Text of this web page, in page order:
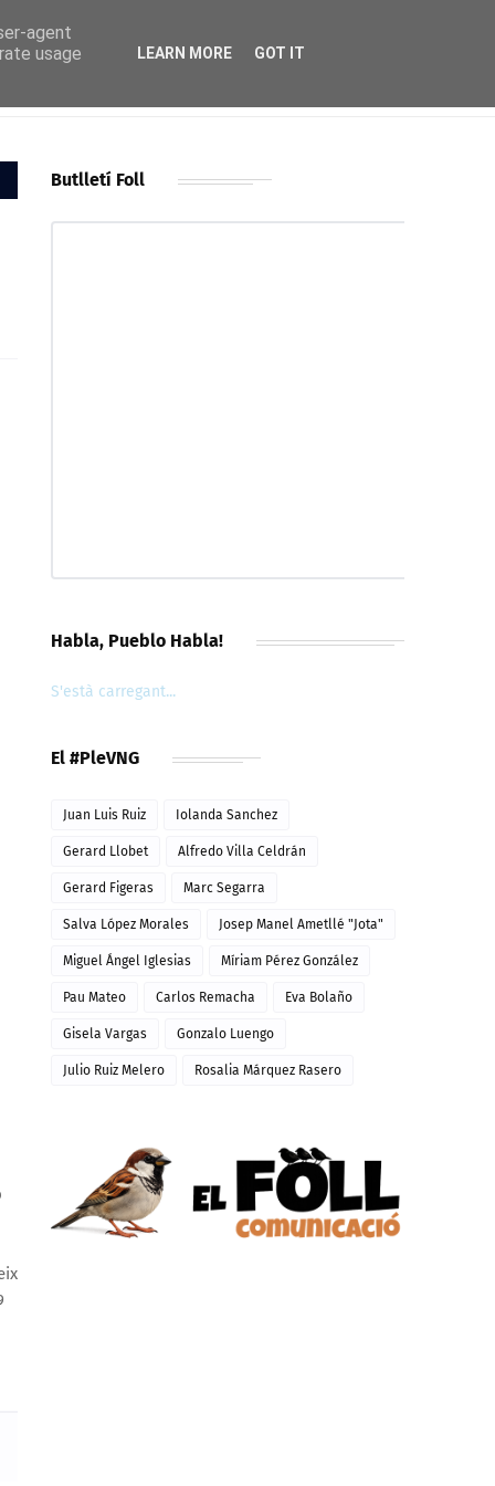
Butlletí Foll
Habla, Pueblo Habla!
S'està carregant...
El #PleVNG
Juan Luis Ruiz Iolanda Sanchez
Gerard Llobet Alfredo Villa Celdrán
Gerard Figeras Marc Segarra
Salva López Morales Josep Manel Ametllé "Jota"
Miguel Ángel Iglesias Míriam Pérez González
Pau Mateo Carlos Remacha Eva Bolaño
Gisela Vargas Gonzalo Luengo
Julio Ruiz Melero Rosalia Márquez Rasero
agent
usage
LEARN MORE GOT IT